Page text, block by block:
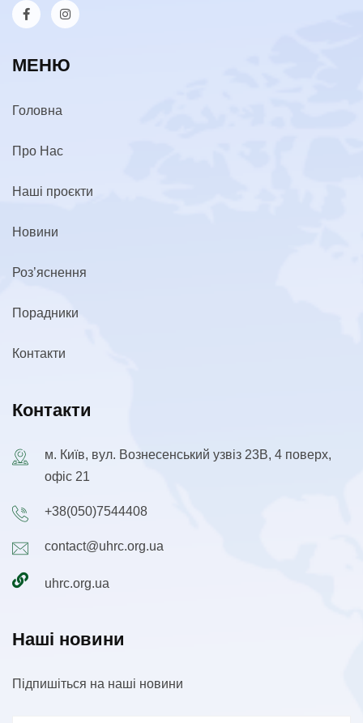
МЕНЮ
Головна
Про Нас
Наші проєкти
Новини
Роз’яснення
Порадники
Контакти
Контакти
м. Київ, вул. Вознесенський узвіз 23В, 4 поверх,
офіс 21
+38(050)7544408
contact@uhrc.org.ua
uhrc.org.ua
Наші новини
Підпишіться на наші новини